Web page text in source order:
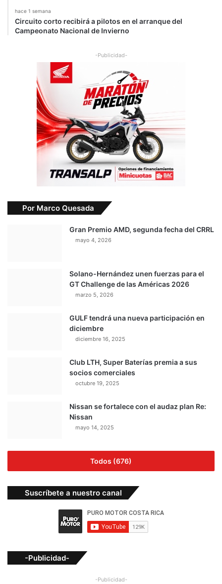
hace 1 semana
Circuito corto recibirá a pilotos en el arranque del
Campeonato Nacional de Invierno
-Publicidad-
Por Marco Quesada
Gran Premio AMD, segunda fecha del CRRL
mayo 4, 2026
Solano-Hernández unen fuerzas para el
GT Challenge de las Américas 2026
marzo 5, 2026
GULF tendrá una nueva participación en
diciembre
diciembre 16, 2025
Club LTH, Super Baterías premia a sus
socios comerciales
octubre 19, 2025
Nissan se fortalece con el audaz plan Re:
Nissan
mayo 14, 2025
Todos (676)
Suscríbete a nuestro canal
-Publicidad-
-Publicidad-